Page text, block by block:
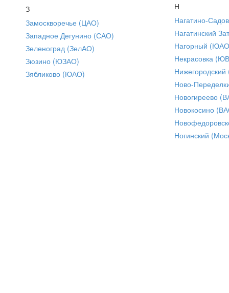
З
Замоскворечье (ЦАО)
Западное Дегунино (САО)
Зеленоград (ЗелАО)
Зюзино (ЮЗАО)
Зябликово (ЮАО)
Н
Нагатино-
Нагатинский
Нагорный
Некрасовка
Ново-
Новогиреево
Новокосино
Ногинский